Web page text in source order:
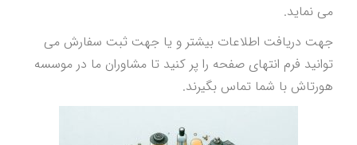
می نماید.
جهت دریافت اطلاعات بیشتر و یا جهت ثبت سفارش می
توانید فرم انتهای صفحه را پر کنید تا مشاوران ما در موسسه
هورتاش با شما تماس بگیرند.